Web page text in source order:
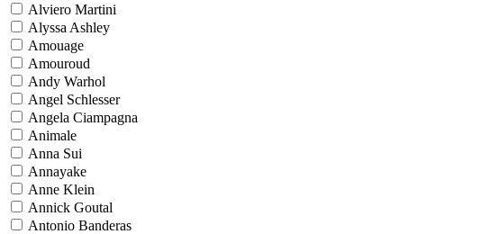
Alviero Martini
Alyssa Ashley
Amouage
Amouroud
Andy Warhol
Angel Schlesser
Angela Ciampagna
Animale
Anna Sui
Annayake
Anne Klein
Annick Goutal
Antonio Banderas